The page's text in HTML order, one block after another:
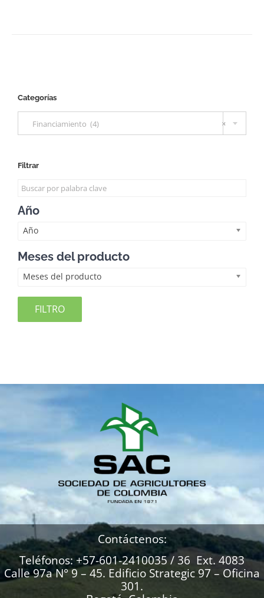
Categorías
×
Financiamiento (4)
Filtrar
Año
Año
Meses del producto
Meses del producto
FILTRO
Contáctenos:
Teléfonos: +57-601-2410035 / 36 Ext. 4083
Calle 97a N° 9 – 45. Edificio Strategic 97 – Oficina
301.